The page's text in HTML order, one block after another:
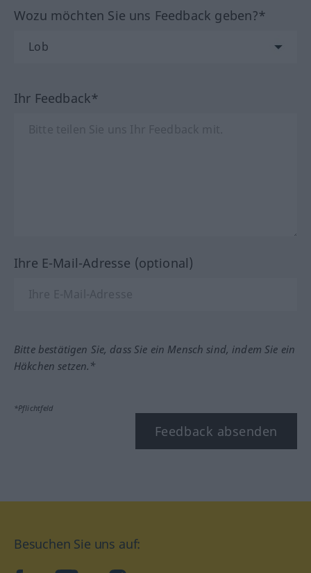
Wozu möchten Sie uns Feedback geben?*
Ihr Feedback*
Ihre E-Mail-Adresse (optional)
Bitte bestätigen Sie, dass Sie ein Mensch sind, indem Sie ein
Häkchen setzen.*
*Pflichtfeld
Feedback absenden
Besuchen Sie uns auf: